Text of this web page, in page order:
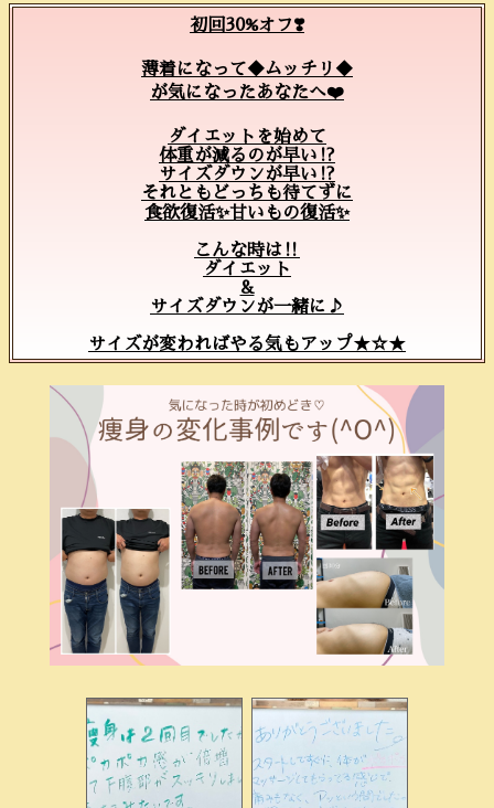
初回30%オフ❣️
薄着になって◆ムッチリ◆
が気になったあなたへ❤️
ダイエットを始めて
体重が減るのが早い⁉️
サイズダウンが早い⁉️
それともどっちも待てずに
食欲復活✨甘いもの復活✨
こんな時は‼️
ダイエット
&
サイズダウンが一緒に♪
サイズが変わればやる気もアップ★☆★